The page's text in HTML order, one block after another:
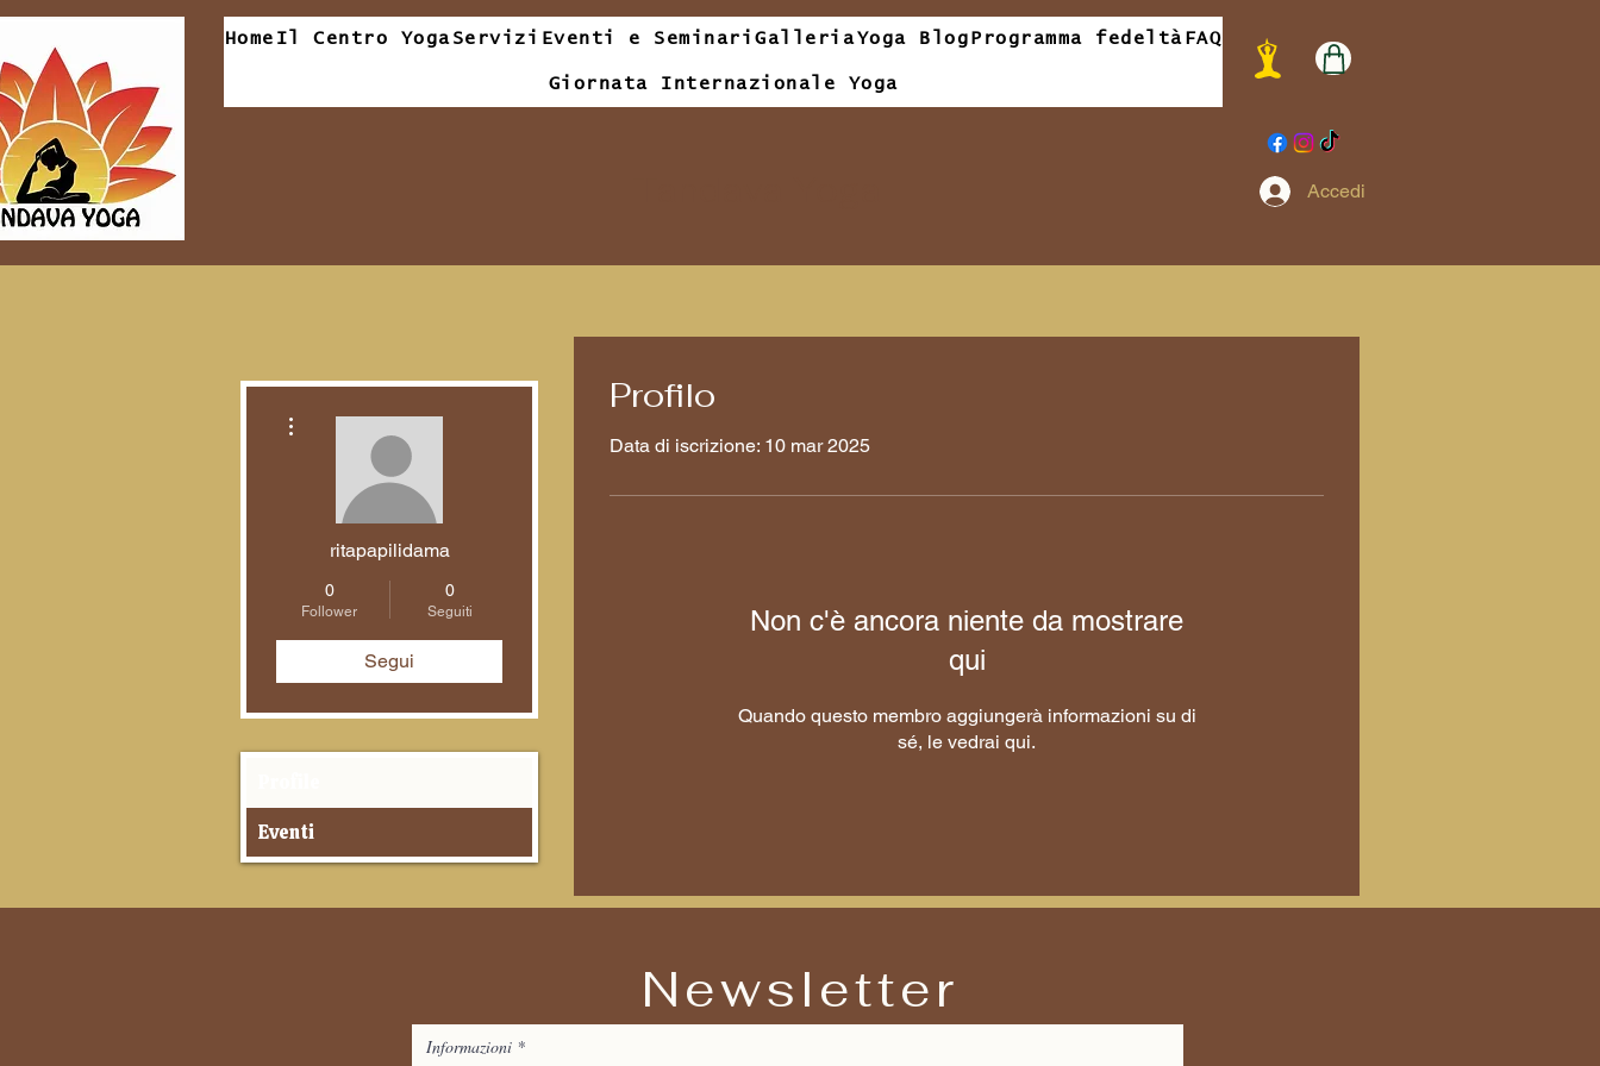
Home Il Centro Yoga Servizi Eventi e Seminari GalleriaYoga Blog Programma fedeltà FAQ
Giornata Internazionale Yoga
Accedi
Profilo
Data di iscrizione: 10 mar 2025
Non c'è ancora niente da mostrare
qui
Quando questo membro aggiungerà informazioni su di
sé, le vedrai qui.
ritapapilidama
0
Follower
0
Seguiti
Segui
Eventi
Newsletter
Informazioni